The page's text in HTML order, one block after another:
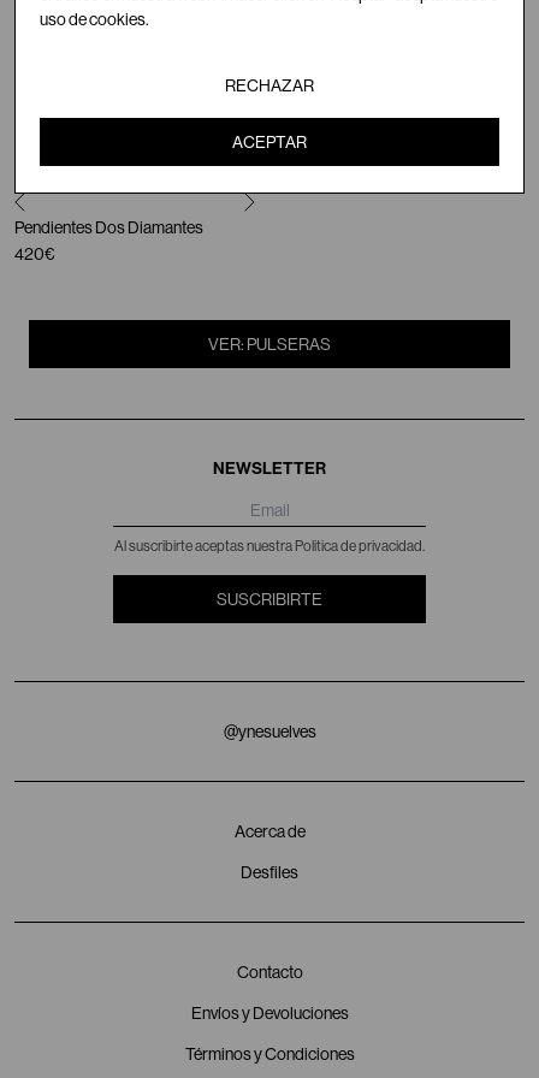
uso de cookies.
RECHAZAR
ACEPTAR
680€
680€
Pendientes Un Diamante
320€-420€
Pendientes Dos Diamantes
420€
VER: PULSERAS
NEWSLETTER
Al suscribirte aceptas nuestra Politica de privacidad.
SUSCRIBIRTE
@ynesuelves
Acerca de
Desfiles
Contacto
Envíos y Devoluciones
Términos y Condiciones